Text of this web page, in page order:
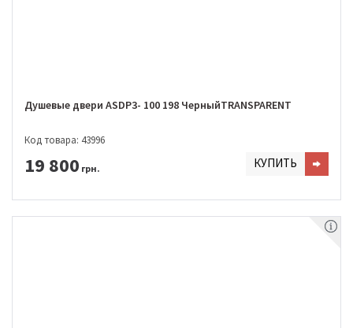
Душевые двери ASDP3- 100 198 ЧерныйTRANSPARENT
Код товара: 43996
19 800 грн. КУПИТЬ